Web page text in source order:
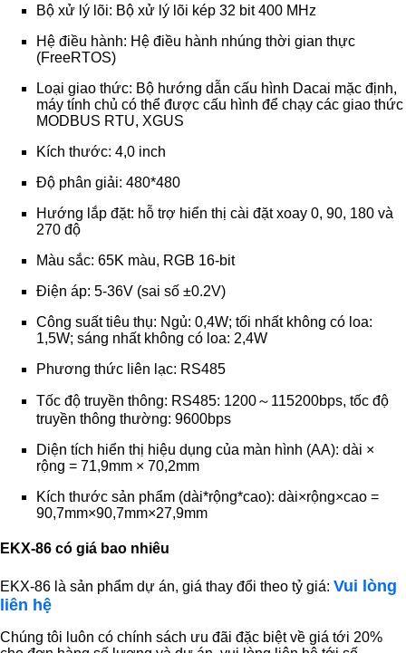
Bộ xử lý lõi: Bộ xử lý lõi kép 32 bit 400 MHz
Hệ điều hành: Hệ điều hành nhúng thời gian thực
(FreeRTOS)
Loại giao thức: Bộ hướng dẫn cấu hình Dacai mặc định,
máy tính chủ có thể được cấu hình để chạy các giao thức
MODBUS RTU, XGUS
Kích thước: 4,0 inch
Độ phân giải: 480*480
Hướng lắp đặt: hỗ trợ hiển thị cài đặt xoay 0, 90, 180 và
270 độ
Màu sắc: 65K màu, RGB 16-bit
Điện áp: 5-36V (sai số ±0.2V)
Công suất tiêu thụ: Ngủ: 0,4W; tối nhất không có loa:
1,5W; sáng nhất không có loa: 2,4W
Phương thức liên lạc: RS485
Tốc độ truyền thông: RS485: 1200～115200bps, tốc độ
truyền thông thường: 9600bps
Diện tích hiển thị hiệu dụng của màn hình (AA): dài ×
rộng = 71,9mm × 70,2mm
Kích thước sản phẩm (dài*rộng*cao): dài×rộng×cao =
90,7mm×90,7mm×27,9mm
EKX-86 có giá bao nhiêu
EKX-86 là sản phẩm dự án, giá thay đổi theo tỷ giá: Vui lòng
liên hệ
Chúng tôi luôn có chính sách ưu đãi đặc biệt về giá tới 20%